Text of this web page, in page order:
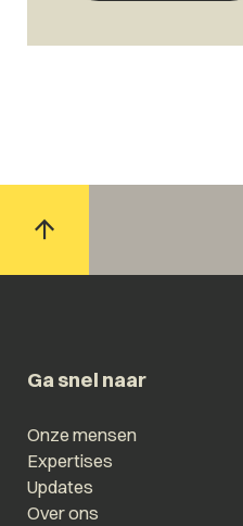
Ga snel naar
Onze mensen
Expertises
Updates
Over ons